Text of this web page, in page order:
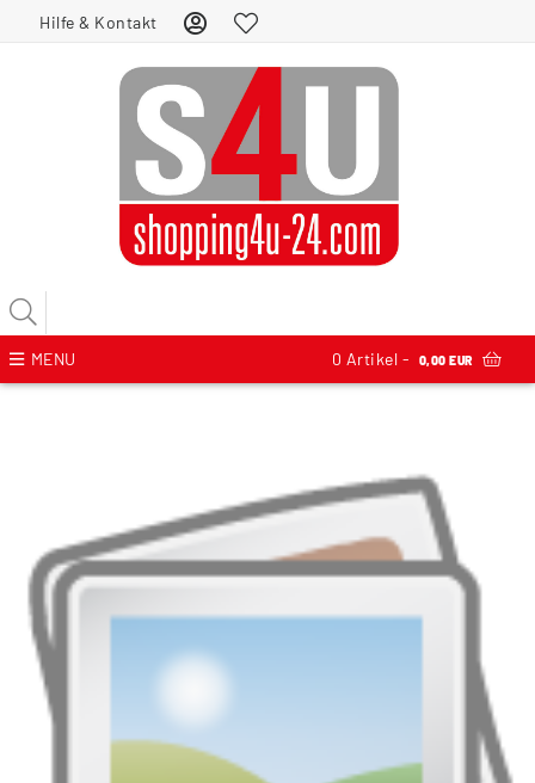
Hilfe & Kontakt
MENU 0 Artikel - 0,00 EUR